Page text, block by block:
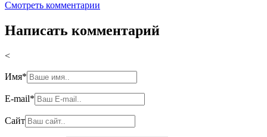
Смотреть комментарии
Написать комментарий
<
Имя*
E-mail*
Сайт